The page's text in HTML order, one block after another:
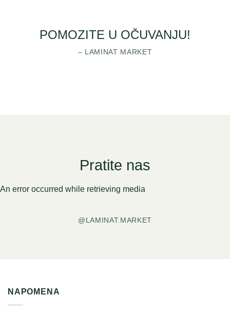
POMOZITE U OČUVANJU!
– LAMINAT MARKET
Pratite nas
An error occurred while retrieving media
@LAMINAT.MARKET
NAPOMENA